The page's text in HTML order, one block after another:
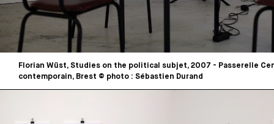
Florian Wüst, Studies on the political subjet, 2007 - Passerelle
contemporain, Brest © photo : Sébastien Durand